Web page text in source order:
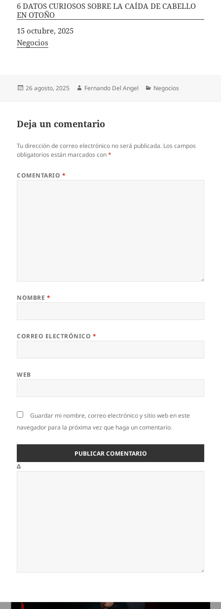
6 DATOS CURIOSOS SOBRE LA CAÍDA DE CABELLO
EN OTOÑO
Fecha
15 octubre, 2025
In relation to
Negocios
Publicado
26 agosto, 2025 Autor
Fernando Del Angel Categorías
Negocios
Deja un comentario
Tu dirección de correo electrónico no será publicada. Los campos
obligatorios están marcados con*
COMENTARIO *
NOMBRE *
CORREO ELECTRÓNICO *
WEB
Guardar mi nombre, correo electrónico y sitio web en este
navegador para la próxima vez que haga un comentario.
Δ